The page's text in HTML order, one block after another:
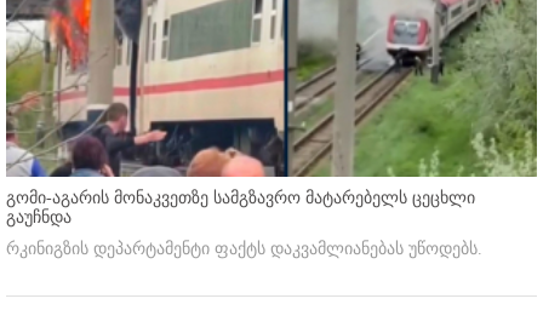
გომი-აგარის მონაკვეთზე სამგზავრო მატარებელს ცეცხლი
გაუჩნდა
რკინიგზის დეპარტამენტი ფაქტს დაკვამლიანებას უწოდებს.